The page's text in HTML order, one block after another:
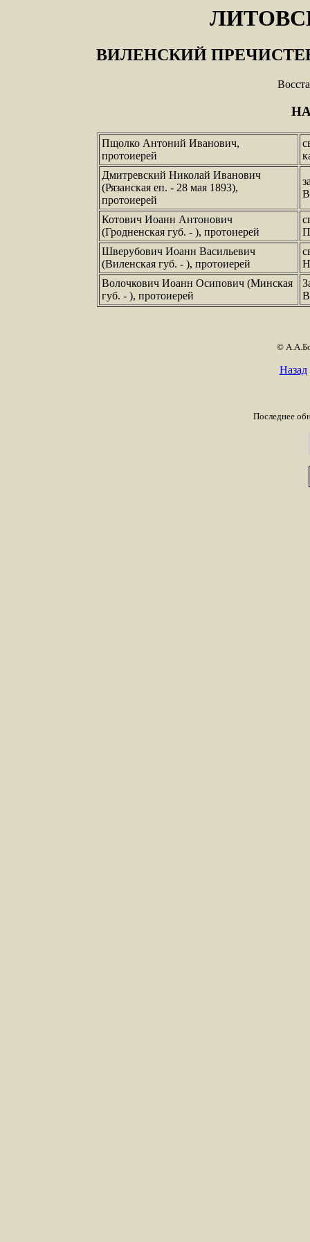
ВИЛЕНСКИЙ
Пщолко Антоний Иванович,
протоиерей
Дмитревский Николай Иванович
(Рязанская еп. - 28 мая 1893),
протоиерей
Котович Иоанн Антонович
(Гродненская губ. - ), протоиерей
Шверубович Иоанн Васильевич
(Виленская губ. - ), протоиерей
Волочкович Иоанн Осипович (Минская
губ. - ), протоиерей
©
Назад
Последнее